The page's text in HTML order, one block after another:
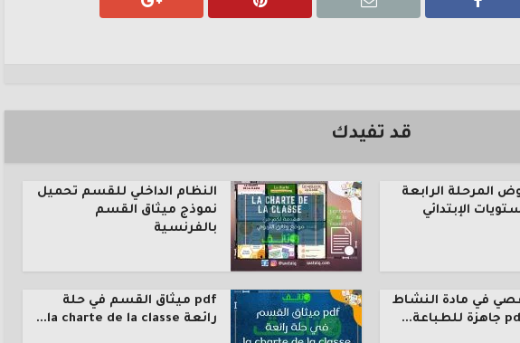
قد تفيدك
المرحلة الرابعة
الإبتدائي
النظام الداخلي للقسم تحميل
نموذج ميثاق القسم
بالفرنسية
في مادة النشاط
pdf ميثاق القسم في حلة
رائعة la charte de la classe...